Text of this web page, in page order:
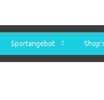
Sportangebot